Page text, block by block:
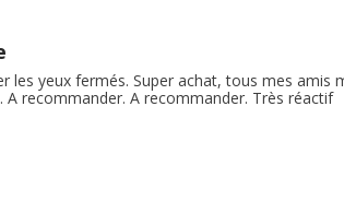
les yeux fermés. Super achat, tous mes amis
recommander. A recommander. Très réactif